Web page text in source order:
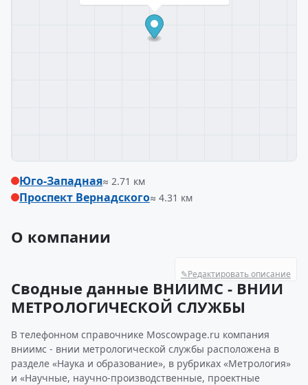
Юго-Западная≈ 2.71 км
Проспект Вернадского≈ 4.31 км
О компании
✎Редактировать описание
Сводные данные ВНИИМС - ВНИИ
МЕТРОЛОГИЧЕСКОЙ СЛУЖБЫ
В телефонном справочнике Moscowpage.ru компания
вниимс - внии метрологической службы расположена в
разделе «Наука и образование», в рубриках «Метрология»
и «Научные, научно-производственные, проектные